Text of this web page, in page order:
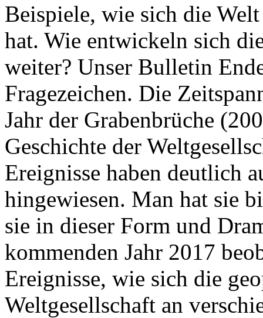
Beispiele, wie sich die
hat. Wie entwickeln sich
weiter? Unser Bulletin
Fragezeichen. Die
Jahr der Grabenbrüche
Geschichte der
Ereignisse haben deutlich
hingewiesen. Man hat sie
sie in dieser Form und
kommenden Jahr 2017
Ereignisse, wie sich die
Weltgesellschaft an